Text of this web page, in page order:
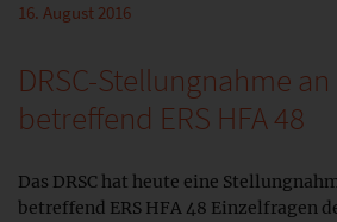
16. August 2016
DRSC-Stellungnahme an
betreffend ERS HFA 48
Das DRSC hat heute eine
betreffend ERS HFA 48 Einzelfragen